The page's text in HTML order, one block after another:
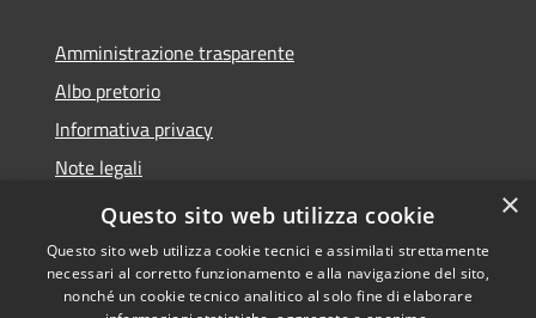
Amministrazione trasparente
Albo pretorio
Informativa privacy
Note legali
Dichiarazione di accessibilità
×
Questo sito web utilizza cookie
Questo sito web utilizza cookie tecnici e assimilati strettamente
necessari al corretto funzionamento e alla navigazione del sito,
nonché un cookie tecnico analitico al solo fine di elaborare